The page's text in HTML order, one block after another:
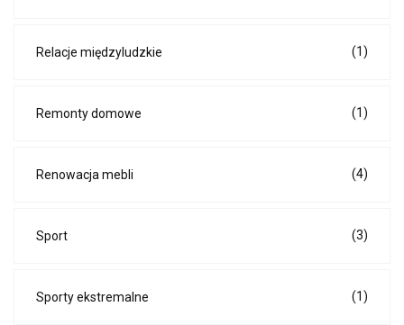
Relacje międzyludzkie (1)
Remonty domowe (1)
Renowacja mebli (4)
Sport (3)
Sporty ekstremalne (1)